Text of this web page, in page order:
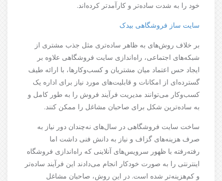
خود را به شدت ساده‌تر و کارآمدتر کرده‌اند.
سایت ساز فروشگاهی بیدک
بر خلاف روش‌های به ظاهر ساده‌تری مثل جذب مشتری از
شبکه‌های اجتماعی، راه‌اندازی سایت فروشگاهی علاوه بر
ایجاد حس اعتماد میان مشتریان و کسب‌وکارها، با ارائه طیف
گسترده‌ای از امکانات و قابلیت‌های مورد نیاز برای اداره یک
کسب‌وکار می‌توانند مدیریت فرآیند فروش را به طور کامل و
به ساده‌ترین شکل برای صاحبان مشاغل را ممکن کنند.
ساخت سایت فروشگاهی در سال‌های نه‌چندان دور نیاز به
صرف هزینه‌های گزاف و نیاز به دانش فنی داشت اما
رفته‌رفته با ظهور سرویس‌های آنلاینی که راه‌اندازی فروشگاه
اینترنتی را به صورت خودکار انجام می‌دادند این فرآیند ساده‌تر
و کم‌هزینه‌تر شده است. در این روش، صاحبان مشاغل